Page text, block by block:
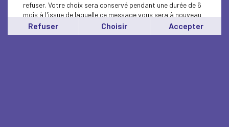
refuser. Votre choix sera conservé pendant une durée de 6
mois à l'issue de laquelle ce message vous sera à nouveau
affiché..
Vous pouvez modifier votre choix à tout moment en
Refuser Choisir Accepter